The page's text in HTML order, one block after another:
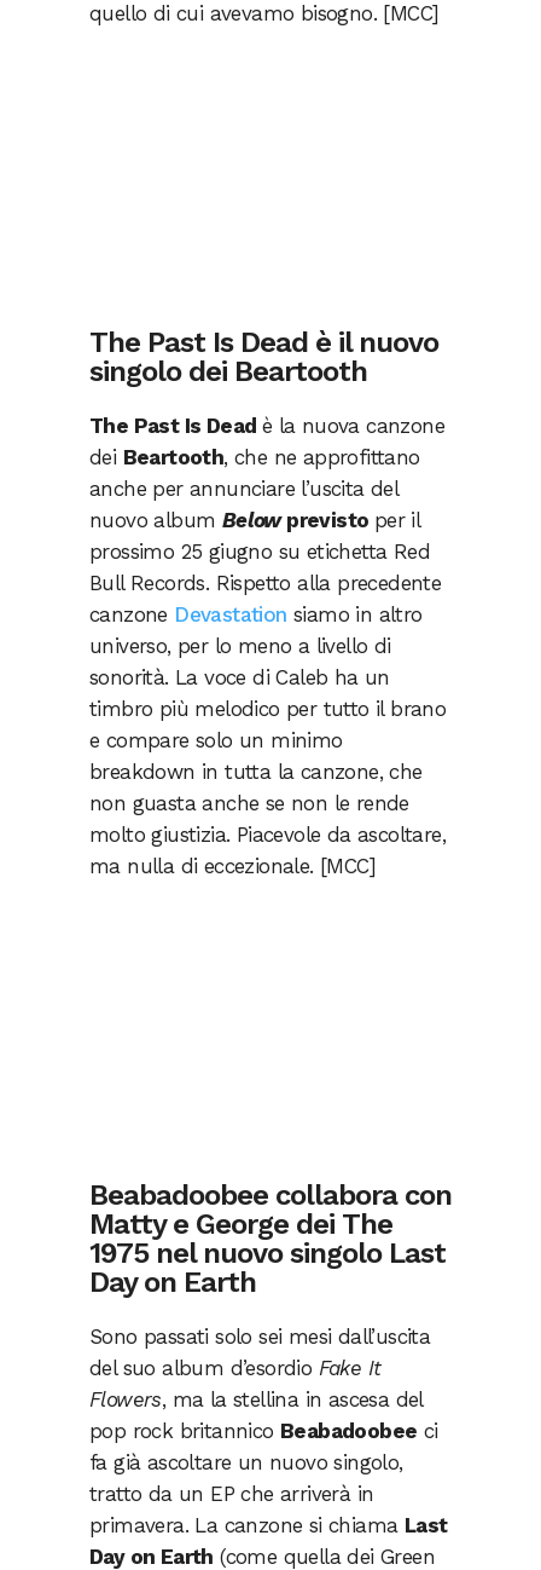
quello di cui avevamo bisogno. [MCC]
The Past Is Dead è il nuovo
singolo dei Beartooth
The Past Is Dead è la nuova canzone
dei Beartooth, che ne approfittano
anche per annunciare l’uscita del
nuovo album Belowprevisto per il
prossimo 25 giugno su etichetta Red
Bull Records. Rispetto alla precedente
canzone Devastation siamo in altro
universo, per lo meno a livello di
sonorità. La voce di Caleb ha un
timbro più melodico per tutto il brano
e compare solo un minimo
breakdown in tutta la canzone, che
non guasta anche se non le rende
molto giustizia. Piacevole da ascoltare,
ma nulla di eccezionale. [MCC]
Beabadoobee collabora con
Matty e George dei The
1975 nel nuovo singolo Last
Day on Earth
Sono passati solo sei mesi dall’uscita
del suo album d’esordio Fake It
Flowers, ma la stellina in ascesa del
pop rock britannico Beabadoobee ci
fa già ascoltare un nuovo singolo,
tratto da un EP che arriverà in
primavera. La canzone si chiama Last
Day on Earth (come quella dei Green